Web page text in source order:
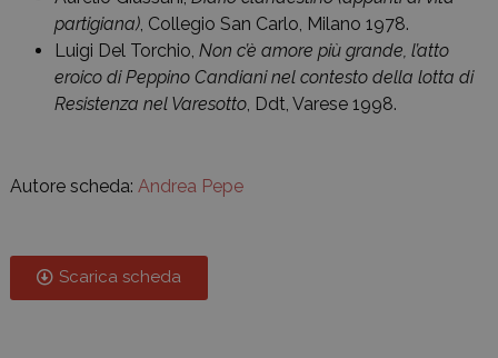
partigiana), Collegio San Carlo, Milano 1978.
Luigi Del Torchio, Non c’è amore più grande, l’atto
eroico di Peppino Candiani nel contesto della lotta di
Resistenza nel Varesotto, Ddt, Varese 1998.
Autore scheda: Andrea Pepe
Scarica scheda